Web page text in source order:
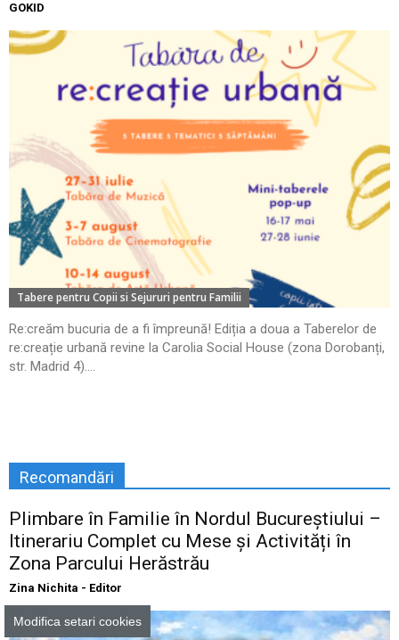
GOKID
Tabere pentru Copii si Sejururi pentru Familii
Re:creăm bucuria de a fi împreună! Ediția a doua a Taberelor de
re:creație urbană revine la Carolia Social House (zona Dorobanți,
str. Madrid 4)....
Recomandări
Plimbare în Familie în Nordul Bucureștiului –
Itinerariu Complet cu Mese și Activități în
Zona Parcului Herăstrău
Zina Nichita - Editor
Modifica setari cookies